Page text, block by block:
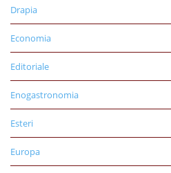
Drapia
Economia
Editoriale
Enogastronomia
Esteri
Europa